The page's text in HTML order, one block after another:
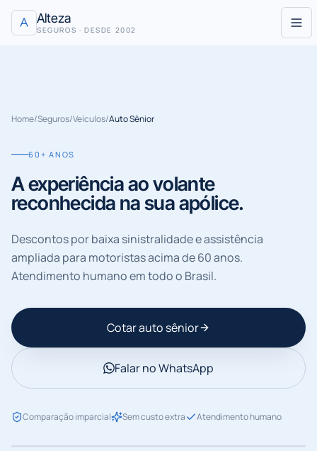
Pular para o conteúdo
Alteza
SEGUROS · DESDE 2002
Home/Seguros/Veículos/Auto Sênior
60+ ANOS
A experiência ao volante
reconhecida na sua apólice.
Descontos por baixa sinistralidade e assistência
ampliada para motoristas acima de 60 anos.
Atendimento humano em todo o Brasil.
Cotarauto sênior
Falar no WhatsApp
Comparação imparcial Sem custo extra Atendimento humano